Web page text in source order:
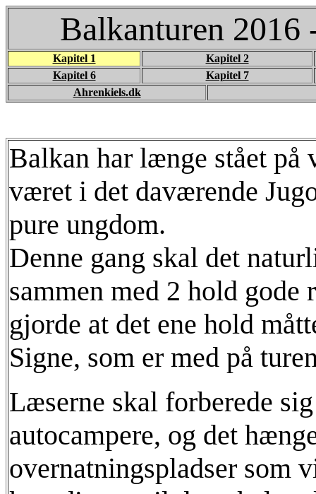
Balkanturen 2016
Kapitel 1
Kapitel 2
Kapitel 6
Kapitel 7
Ahrenkiels.dk
Balkan har længe stået på
været i det daværende
pure ungdom.
Denne gang skal det
sammen med 2 hold
gjorde at det ene hold
Signe, som er med på
Læserne skal forberede
autocampere, og det
overnatningspladser som